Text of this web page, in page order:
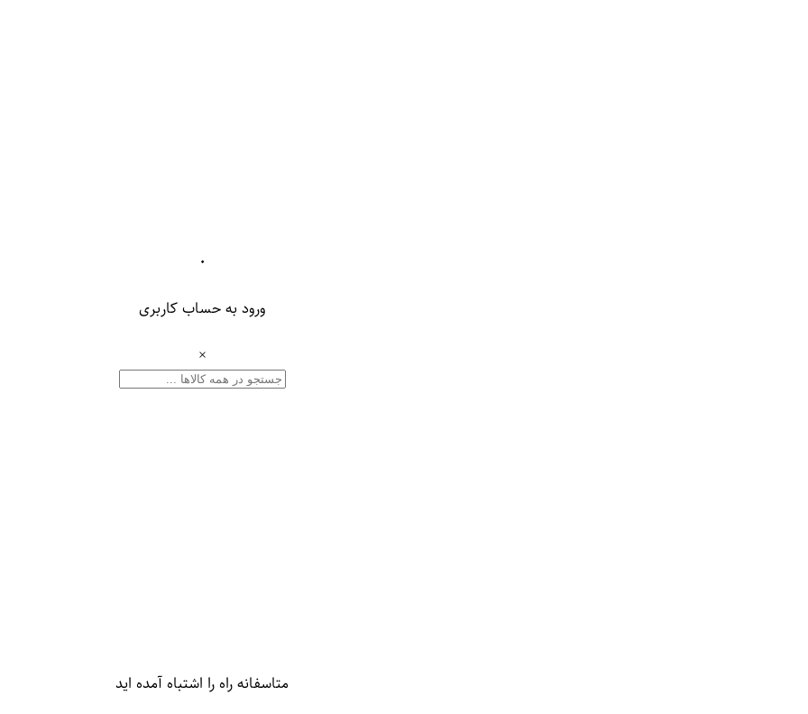
۰
ورود به حساب کاربری
×
متاسفانه راه را اشتباه آمده اید